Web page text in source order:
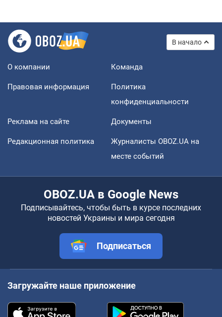
В начало
О компании Команда
Правовая информация
Политика
конфиденциальности
Реклама на сайте Документы
Редакционная политика
Журналисты OBOZ.UA на
месте событий
OBOZ.UA в Google News
Подписывайтесь, чтобы быть в курсе последних
новостей Украины и мира сегодня
Подписаться
Загружайте наше приложение